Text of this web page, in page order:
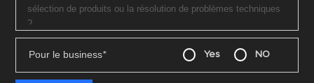
Pour le business* Yes NO